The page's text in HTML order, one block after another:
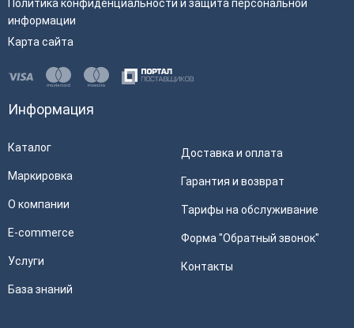
Политика конфиденциальности и защита персональной
информации
Карта сайта
Информация
Каталог
Маркировка
О компании
E-commerce
Услуги
База знаний
Доставка и оплата
Гарантия и возврат
Тарифы на обслуживание
Форма "Обратный звонок"
Контакты